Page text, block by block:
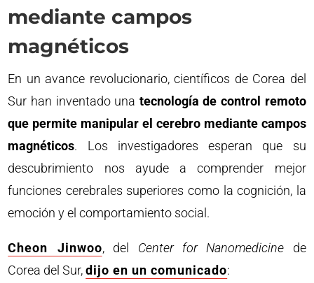
mediante campos
magnéticos
En un avance revolucionario, científicos de Corea del
Sur han inventado una tecnología de control remoto
que permite manipular el cerebro mediante campos
magnéticos. Los investigadores esperan que su
descubrimiento nos ayude a comprender mejor
funciones cerebrales superiores como la cognición, la
emoción y el comportamiento social.
Cheon Jinwoo, del Center for Nanomedicine de
Corea del Sur,dijo en un comunicado: